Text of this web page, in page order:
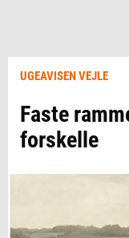
UGEAVISEN VEJLE
Faste
forskelle